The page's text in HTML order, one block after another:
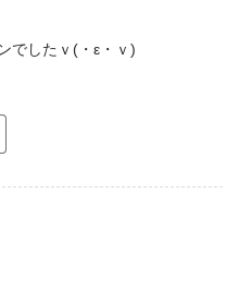
でしたｖ(・ε・ｖ)